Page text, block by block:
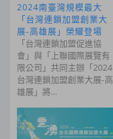
2024南臺灣規模最大
「台灣連鎖加盟創業大
展-高雄展」榮耀登場
「台灣連鎖加盟促進協
會」與「上聯國際展覽有
限公司」共同主辦「2024
台灣連鎖加盟創業大展-高
雄展」將…